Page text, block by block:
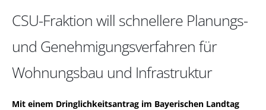
CSU-Fraktion will schnellere Planungs-
und Genehmigungsverfahren für
Wohnungsbau und Infrastruktur
Mit einem Dringlichkeitsantrag im Bayerischen Landtag